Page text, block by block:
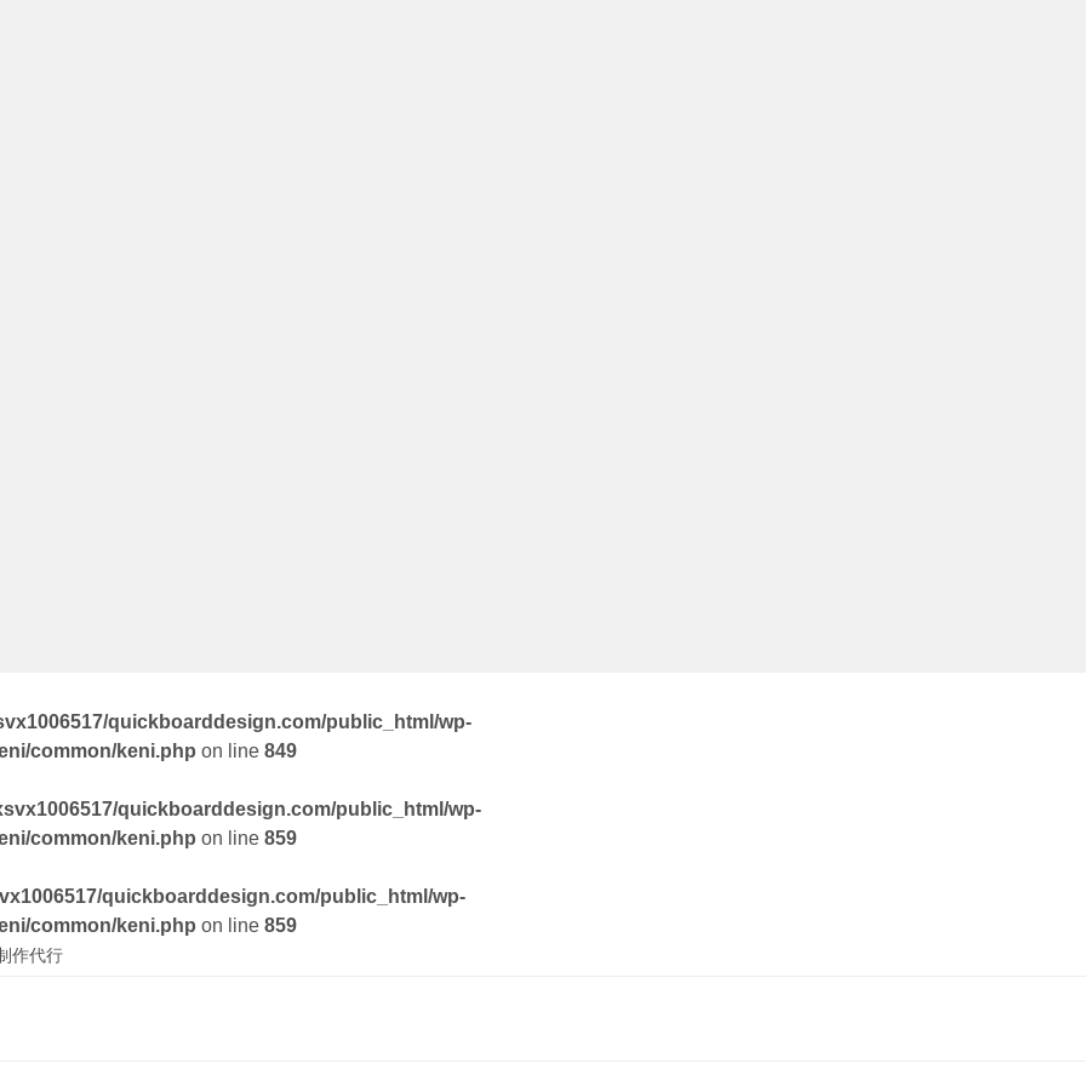
quickboarddesign.com/public_html/wp-
common/keni.php on line 849
quickboarddesign.com/public_html/wp-
common/keni.php on line 859
quickboarddesign.com/public_html/wp-
common/keni.php on line 859
作代行